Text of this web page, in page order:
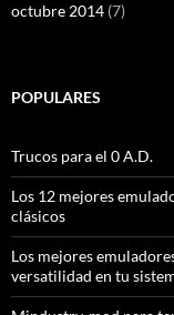
octubre 2014 (7)
POPULARES
Trucos para el 0 A.D.
Los 12 mejores
clásicos
Los mejores
versatilidad en tu